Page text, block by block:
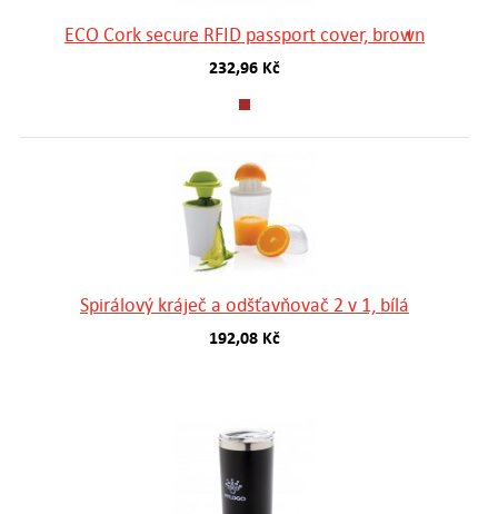
ECO Cork secure RFID passport cover, brown
232,96 Kč
Spirálový kráječ a odšťavňovač 2 v 1, bílá
192,08 Kč